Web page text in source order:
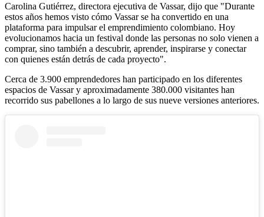
Carolina Gutiérrez, directora ejecutiva de Vassar, dijo que "Durante
estos años hemos visto cómo Vassar se ha convertido en una
plataforma para impulsar el emprendimiento colombiano. Hoy
evolucionamos hacia un festival donde las personas no solo vienen a
comprar, sino también a descubrir, aprender, inspirarse y conectar
con quienes están detrás de cada proyecto".
Cerca de 3.900 emprendedores han participado en los diferentes
espacios de Vassar y aproximadamente 380.000 visitantes han
recorrido sus pabellones a lo largo de sus nueve versiones anteriores.